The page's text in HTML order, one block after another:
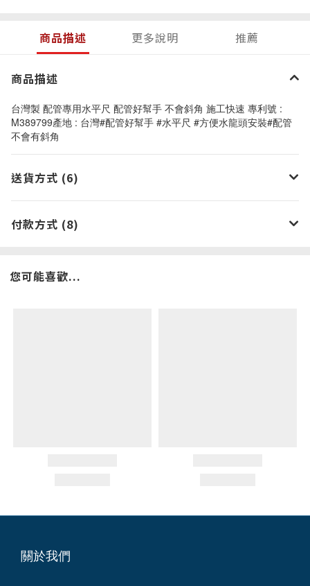
商品描述 更多說明 推薦
商品描述
台灣製 配管專用水平尺 配管好幫手 不會斜角 施工快速 專利號 :
M389799產地 : 台灣#配管好幫手 #水平尺 #方便水龍頭安裝#配管
不會有斜角
送貨方式 (6)
付款方式 (8)
您可能喜歡...
關於我們